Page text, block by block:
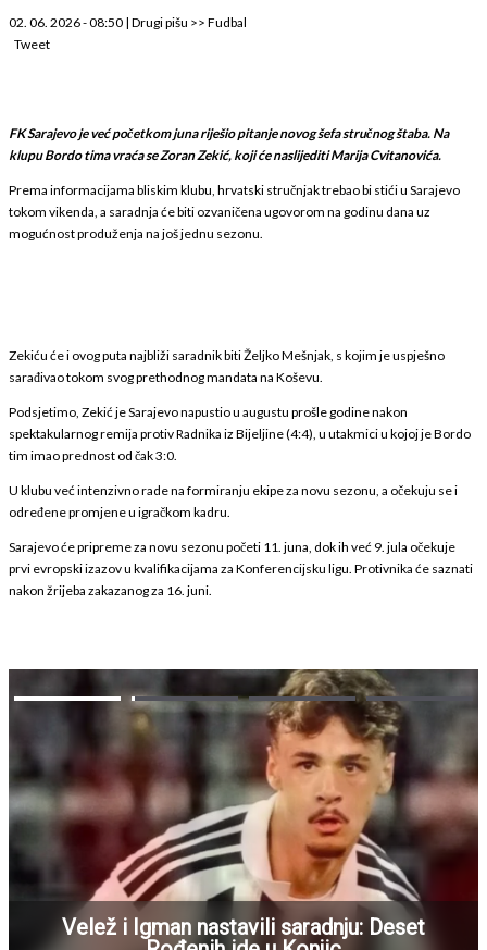
02. 06. 2026 - 08:50 | Drugi pišu >> Fudbal
Tweet
FK Sarajevo je već početkom juna riješio pitanje novog šefa stručnog štaba. Na
klupu Bordo tima vraća se Zoran Zekić, koji će naslijediti Marija Cvitanovića.
Prema informacijama bliskim klubu, hrvatski stručnjak trebao bi stići u Sarajevo
tokom vikenda, a saradnja će biti ozvaničena ugovorom na godinu dana uz
mogućnost produženja na još jednu sezonu.
Zekiću će i ovog puta najbliži saradnik biti Željko Mešnjak, s kojim je uspješno
sarađivao tokom svog prethodnog mandata na Koševu.
Podsjetimo, Zekić je Sarajevo napustio u augustu prošle godine nakon
spektakularnog remija protiv Radnika iz Bijeljine (4:4), u utakmici u kojoj je Bordo
tim imao prednost od čak 3:0.
U klubu već intenzivno rade na formiranju ekipe za novu sezonu, a očekuju se i
određene promjene u igračkom kadru.
Sarajevo će pripreme za novu sezonu početi 11. juna, dok ih već 9. jula očekuje
prvi evropski izazov u kvalifikacijama za Konferencijsku ligu. Protivnika će saznati
nakon žrijeba zakazanog za 16. juni.
Velež i Igman nastavili saradnju: Deset